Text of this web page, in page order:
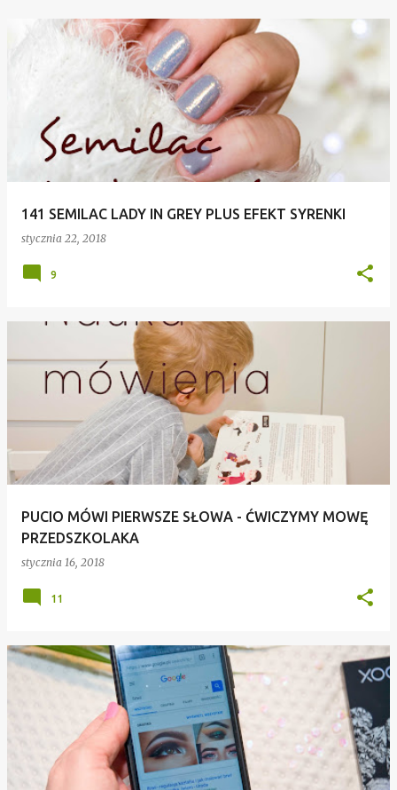
141 SEMILAC LADY IN GREY PLUS EFEKT SYRENKI
stycznia 22, 2018
9
PUCIO MÓWI PIERWSZE SŁOWA - ĆWICZYMY MOWĘ
PRZEDSZKOLAKA
stycznia 16, 2018
11